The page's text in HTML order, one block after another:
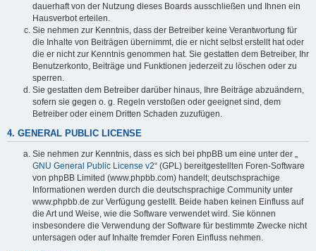
dauerhaft von der Nutzung dieses Boards ausschließen und Ihnen ein
Hausverbot erteilen.
Sie nehmen zur Kenntnis, dass der Betreiber keine Verantwortung für
die Inhalte von Beiträgen übernimmt, die er nicht selbst erstellt hat oder
die er nicht zur Kenntnis genommen hat. Sie gestatten dem Betreiber, Ihr
Benutzerkonto, Beiträge und Funktionen jederzeit zu löschen oder zu
sperren.
Sie gestatten dem Betreiber darüber hinaus, Ihre Beiträge abzuändern,
sofern sie gegen o. g. Regeln verstoßen oder geeignet sind, dem
Betreiber oder einem Dritten Schaden zuzufügen.
4. GENERAL PUBLIC LICENSE
Sie nehmen zur Kenntnis, dass es sich bei phpBB um eine unter der „
GNU General Public License v2“ (GPL) bereitgestellten Foren-Software
von phpBB Limited (www.phpbb.com) handelt; deutschsprachige
Informationen werden durch die deutschsprachige Community unter
www.phpbb.de zur Verfügung gestellt. Beide haben keinen Einfluss auf
die Art und Weise, wie die Software verwendet wird. Sie können
insbesondere die Verwendung der Software für bestimmte Zwecke nicht
untersagen oder auf Inhalte fremder Foren Einfluss nehmen.